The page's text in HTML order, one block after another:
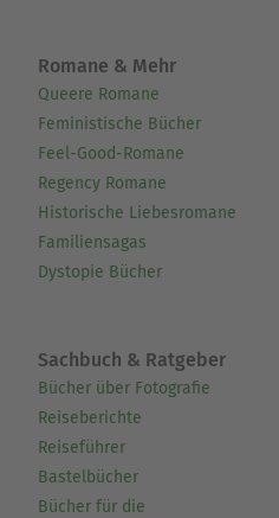
Romane & Mehr
Queere Romane
Feministische Bücher
Feel-Good-Romane
Regency Romane
Historische Liebesromane
Familiensagas
Dystopie Bücher
Sachbuch & Ratgeber
Bücher über Fotografie
Reiseberichte
Reiseführer
Bastelbücher
Bücher für die